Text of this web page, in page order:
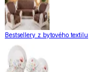
Bestsellery z bytového textilu